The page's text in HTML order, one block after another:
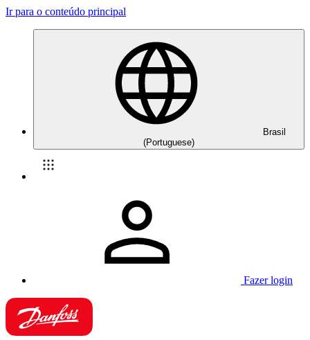
Ir para o conteúdo principal
Brasil
(Portuguese)
Fazer login